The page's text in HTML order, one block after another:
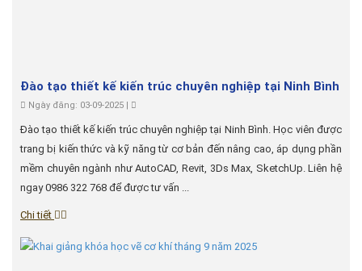
Đào tạo thiết kế kiến trúc chuyên nghiệp tại Ninh Bình
Ngày đăng: 03-09-2025 |
Đào tạo thiết kế kiến trúc chuyên nghiệp tại Ninh Bình. Học viên được
trang bị kiến thức và kỹ năng từ cơ bản đến nâng cao, áp dụng phần
mềm chuyên ngành như AutoCAD, Revit, 3Ds Max, SketchUp. Liên hệ
ngay 0986 322 768 để được tư vấn ...
Chi tiết